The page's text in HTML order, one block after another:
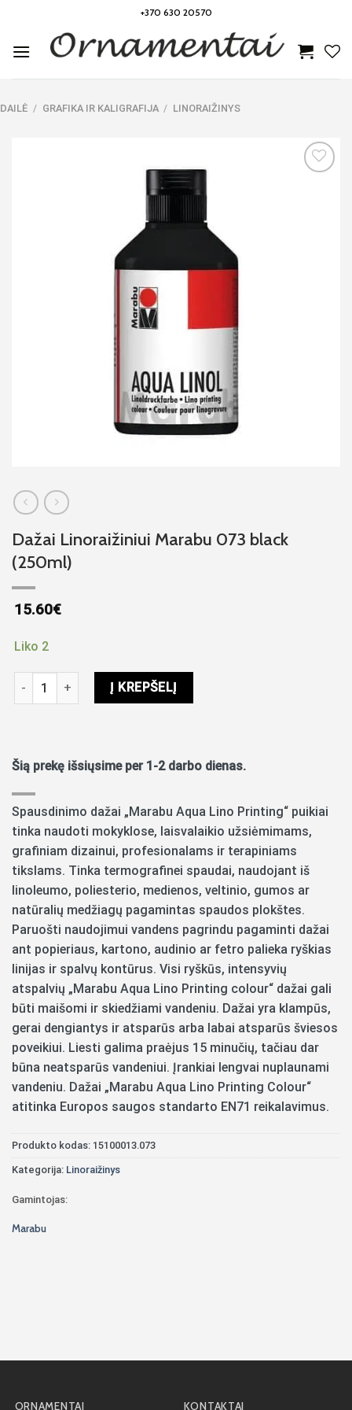
content
+370 630 20570
DAILĖ / GRAFIKA IR KALIGRAFIJA / LINORAIŽINYS
Dažai Linoraižiniui Marabu 073 black
(250ml)
15.60€
Liko 2
produkto kiekis: Dažai Linoraižiniui Marabu 073 black (250ml)
Į KREPŠELĮ
Šią prekę išsiųsime per 1-2 darbo dienas.
Spausdinimo dažai „Marabu Aqua Lino Printing“ puikiai
tinka naudoti mokyklose, laisvalaikio užsiėmimams,
grafiniam dizainui, profesionalams ir terapiniams
tikslams. Tinka termografinei spaudai, naudojant iš
linoleumo, poliesterio, medienos, veltinio, gumos ar
natūralių medžiagų pagamintas spaudos plokštes.
Paruošti naudojimui vandens pagrindu pagaminti dažai
ant popieriaus, kartono, audinio ar fetro palieka ryškias
linijas ir spalvų kontūrus. Visi ryškūs, intensyvių
atspalvių „Marabu Aqua Lino Printing colour“ dažai gali
būti maišomi ir skiedžiami vandeniu. Dažai yra klampūs,
gerai dengiantys ir atsparūs arba labai atsparūs šviesos
poveikiui. Liesti galima praėjus 15 minučių, tačiau dar
būna neatsparūs vandeniui. Įrankiai lengvai nuplaunami
vandeniu. Dažai „Marabu Aqua Lino Printing Colour“
atitinka Europos saugos standarto EN71 reikalavimus.
Produkto kodas: 15100013.073
Kategorija: Linoraižinys
Gamintojas:
Marabu
ORNAMENTAI KONTAKTAI